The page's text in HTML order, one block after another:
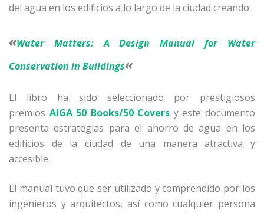
del agua en los edificios a lo largo de la ciudad creando:
«Water Matters: A Design Manual for Water
Conservation in Buildings«
El libro ha sido seleccionado por prestigiosos
premios AIGA 50 Books/50 Covers y este documento
presenta estrategias para el ahorro de agua en los
edificios de la ciudad de una manera atractiva y
accesible.
El manual tuvo que ser utilizado y comprendido por los
ingenieros y arquitectos, así como cualquier persona